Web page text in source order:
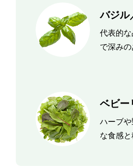
バジル
代表的
で深みの
ベビー
ハーブ
な食感と